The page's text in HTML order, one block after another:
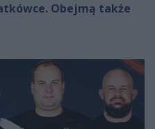
Obejmą także